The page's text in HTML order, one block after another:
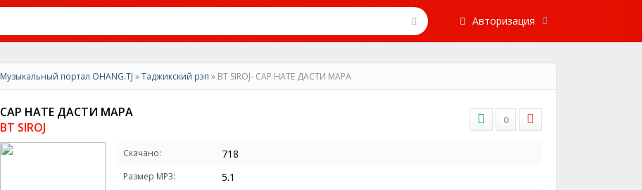
Авторизация
Музыкальный портал OHANG.TJ »Таджикский рэп » BT SIROJ- САР НАТЕ ДАСТИ МАРА
САР НАТЕ ДАСТИ МАРА
BT SIROJ
0
Скачано: 718
Размер MP3: 5.1